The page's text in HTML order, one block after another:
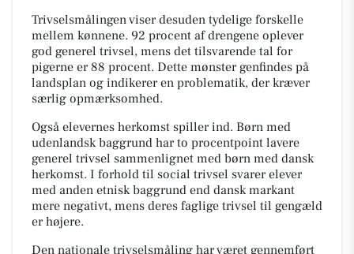
Trivselsmålingen viser desuden tydelige forskelle
mellem kønnene. 92 procent af drengene oplever
god generel trivsel, mens det tilsvarende tal for
pigerne er 88 procent. Dette mønster genfindes på
landsplan og indikerer en problematik, der kræver
særlig opmærksomhed.
Også elevernes herkomst spiller ind. Børn med
udenlandsk baggrund har to procentpoint lavere
generel trivsel sammenlignet med børn med dansk
herkomst. I forhold til social trivsel svarer elever
med anden etnisk baggrund end dansk markant
mere negativt, mens deres faglige trivsel til gengæld
er højere.
Den nationale trivselsmåling har været gennemført